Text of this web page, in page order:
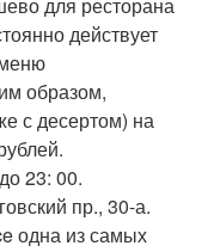
для ресторана
действует
образом,
с десертом) на
23: 00.
пр., 30-а.
одна из самых